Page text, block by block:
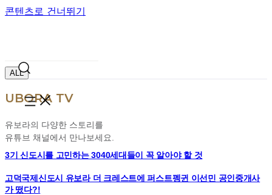
콘텐츠로 건너뛰기
ALL
UBORA TV
유보라의 다양한 스토리를
유튜브 채널에서 만나보세요.
3기 신도시를 고민하는 3040세대들이 꼭 알아야 할 것
고덕국제신도시 유보라 더 크레스트에 퍼스트펭귄 이선민 공인중개사
가 떴다?!